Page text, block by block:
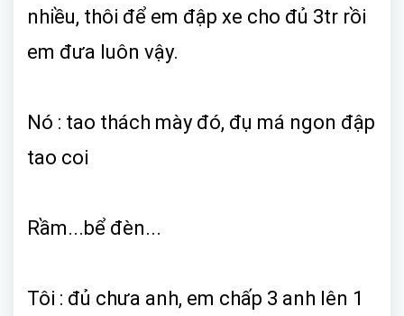
nhiều, thôi để em đập xe cho đủ 3tr rồi
em đưa luôn vậy.
Nó : tao thách mày đó, đụ má ngon đập
tao coi
Rầm...bể đèn...
Tôi : đủ chưa anh, em chấp 3 anh lên 1